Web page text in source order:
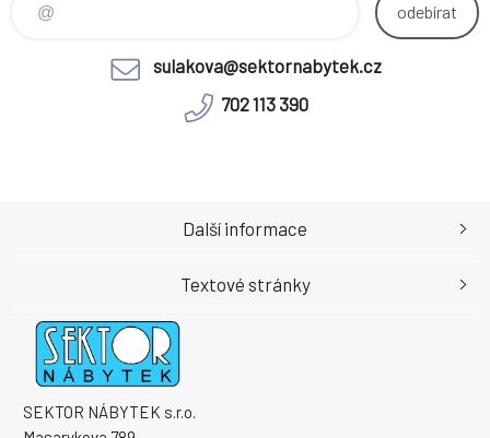
odebírat
sulakova@sektornabytek.cz
702 113 390
SEKTOR NÁBYTEK s.r.o.
Další informace
Textové stránky